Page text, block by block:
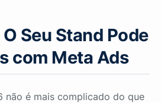
Seu Stand Pode
com Meta Ads
não é mais complicado do que